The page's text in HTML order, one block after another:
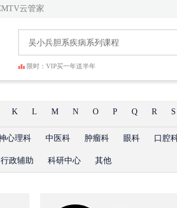
云管家
限时：VIP买一年送半年
K L M N O P Q R S
心理科 中医科 肿瘤科 眼科 口腔
行政辅助 科研中心 其他